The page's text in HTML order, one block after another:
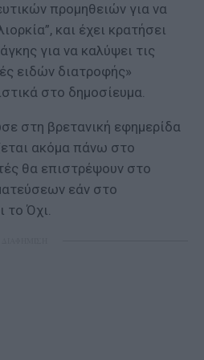
προμηθειών για να
και έχει κρατήσει
για να καλύψει τις
ειδών διατροφής»
στο δημοσίευμα.
στη βρετανική εφημερίδα
ακόμα πάνω στο
θα επιστρέψουν στο
εάν στο
το Όχι.